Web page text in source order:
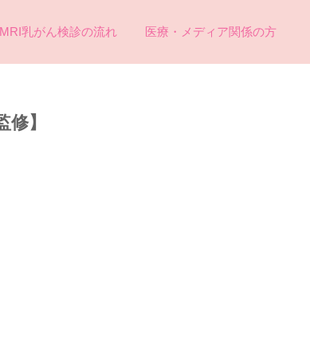
乳がん検診の流れ 医療・メディア関係の方
】